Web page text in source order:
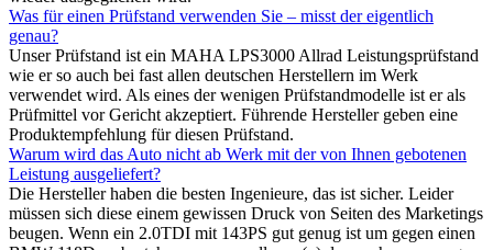
Was für einen Prüfstand verwenden Sie – misst der eigentlich
genau?
Unser Prüfstand ist ein MAHA LPS3000 Allrad Leistungsprüfstand
wie er so auch bei fast allen deutschen Herstellern im Werk
verwendet wird. Als eines der wenigen Prüfstandmodelle ist er als
Prüfmittel vor Gericht akzeptiert. Führende Hersteller geben eine
Produktempfehlung für diesen Prüfstand.
Warum wird das Auto nicht ab Werk mit der von Ihnen gebotenen
Leistung ausgeliefert?
Die Hersteller haben die besten Ingenieure, das ist sicher. Leider
müssen sich diese einem gewissen Druck von Seiten des Marketings
beugen. Wenn ein 2.0TDI mit 143PS gut genug ist um gegen einen